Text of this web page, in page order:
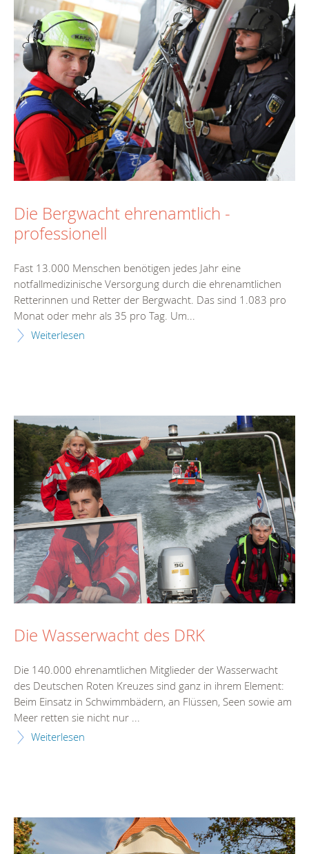
Die Bergwacht ehrenamtlich -
professionell
Fast 13.000 Menschen benötigen jedes Jahr eine
notfallmedizinische Versorgung durch die ehrenamtlichen
Retterinnen und Retter der Bergwacht. Das sind 1.083 pro
Monat oder mehr als 35 pro Tag. Um...
Weiterlesen
Die Wasserwacht des DRK
Die 140.000 ehrenamtlichen Mitglieder der Wasserwacht
des Deutschen Roten Kreuzes sind ganz in ihrem Element:
Beim Einsatz in Schwimmbädern, an Flüssen, Seen sowie am
Meer retten sie nicht nur ...
Weiterlesen